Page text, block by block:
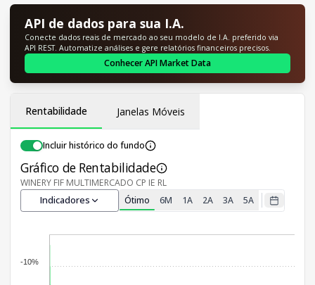
API de dados para sua I.A.
Conecte dados reais de mercado ao seu modelo de I.A. preferido via
API REST. Automatize análises e gere relatórios financeiros precisos.
Conhecer API Market Data
Rentabilidade Janelas Móveis
Incluir histórico do fundo
Gráfico de Rentabilidade
WINERY FIF MULTIMERCADO CP IE RL
Indicadores Ótimo 6M 1A 2A 3A 5A
-10%